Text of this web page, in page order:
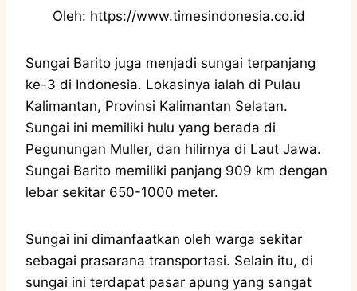
Oleh: https://www.timesindonesia.co.id
Sungai Barito juga menjadi sungai terpanjang
ke-3 di Indonesia. Lokasinya ialah di Pulau
Kalimantan, Provinsi Kalimantan Selatan.
Sungai ini memiliki hulu yang berada di
Pegunungan Muller, dan hilirnya di Laut Jawa.
Sungai Barito memiliki panjang 909 km dengan
lebar sekitar 650-1000 meter.
Sungai ini dimanfaatkan oleh warga sekitar
sebagai prasarana transportasi. Selain itu, di
sungai ini terdapat pasar apung yang sangat